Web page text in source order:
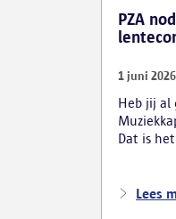
PZA
1 juni 2026
Heb jij al
Dat is
bestaan
Lees